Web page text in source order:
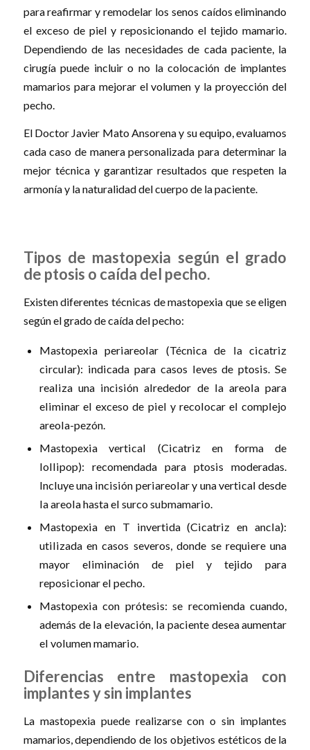
para reafirmar y remodelar los senos caídos eliminando
el exceso de piel y reposicionando el tejido mamario.
Dependiendo de las necesidades de cada paciente, la
cirugía puede incluir o no la colocación de implantes
mamarios para mejorar el volumen y la proyección del
pecho.
El Doctor Javier Mato Ansorena y su equipo, evaluamos
cada caso de manera personalizada para determinar la
mejor técnica y garantizar resultados que respeten la
armonía y la naturalidad del cuerpo de la paciente.
Tipos de mastopexia según el grado
de ptosis o caída del pecho.
Existen diferentes técnicas de mastopexia que se eligen
según el grado de caída del pecho:
Mastopexia periareolar (Técnica de la cicatriz
circular): indicada para casos leves de ptosis. Se
realiza una incisión alrededor de la areola para
eliminar el exceso de piel y recolocar el complejo
areola-pezón.
Mastopexia vertical (Cicatriz en forma de
lollipop): recomendada para ptosis moderadas.
Incluye una incisión periareolar y una vertical desde
la areola hasta el surco submamario.
Mastopexia en T invertida (Cicatriz en ancla):
utilizada en casos severos, donde se requiere una
mayor eliminación de piel y tejido para
reposicionar el pecho.
Mastopexia con prótesis: se recomienda cuando,
además de la elevación, la paciente desea aumentar
el volumen mamario.
Diferencias entre mastopexia con
implantes y sin implantes
La mastopexia puede realizarse con o sin implantes
mamarios, dependiendo de los objetivos estéticos de la